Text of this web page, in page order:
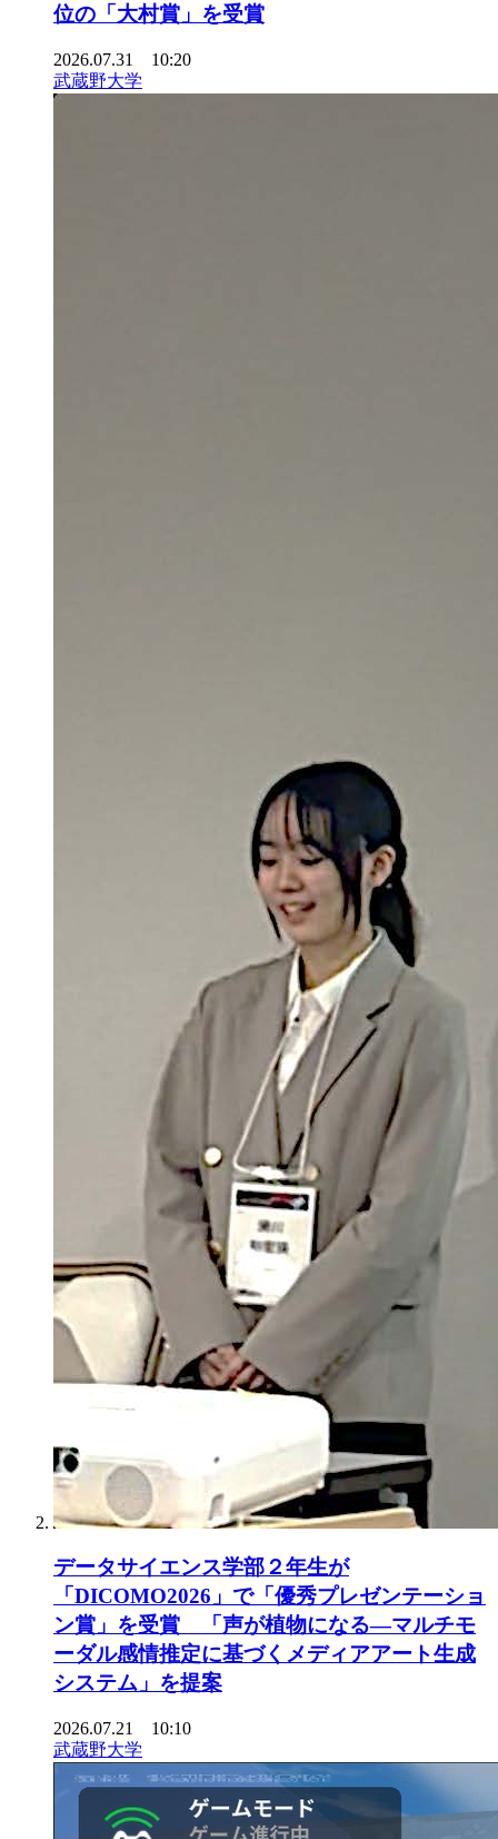
位の「大村賞」を受賞
2026.07.31 10:20
武蔵野大学
データサイエンス学部２年生が
「DICOMO2026」で「優秀プレゼンテーショ
ン賞」を受賞 「声が植物になる―マルチモ
ーダル感情推定に基づくメディアアート生成
システム」を提案
2026.07.21 10:10
武蔵野大学